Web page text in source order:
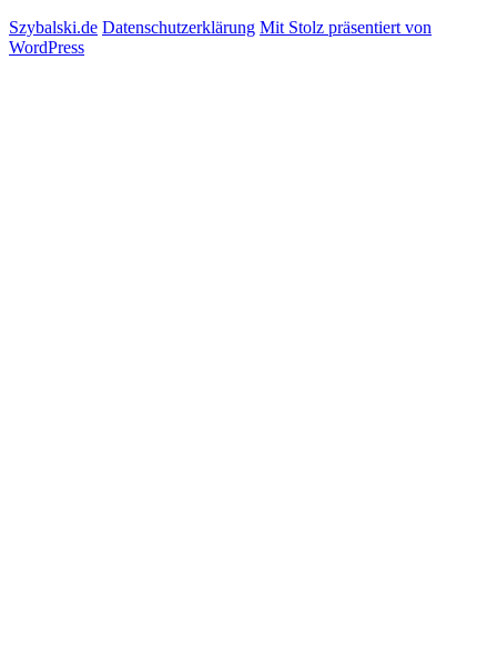
Szybalski.de Datenschutzerklärung Mit Stolz präsentiert von
WordPress